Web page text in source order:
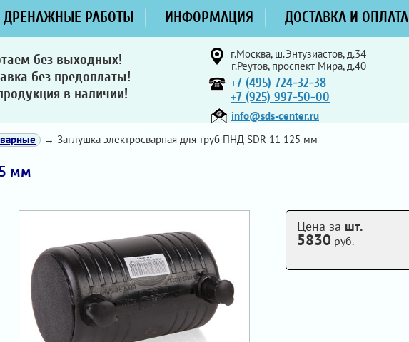
ДРЕНАЖНЫЕ РАБОТЫ ИНФОРМАЦИЯ ДОСТАВКА И ОПЛАТА
без выходных!
без предоплаты!
в наличии!
г.Москва, ш.Энтузиастов, д.34
г.Реутов, проспект Мира, д.40
+7 (495) 724-32-38
+7 (925) 997-50-00
info@sds-center.ru
→ Заглушка электросварная для труб ПНД SDR 11 125 мм
мм
Цена за шт.
5830 руб.